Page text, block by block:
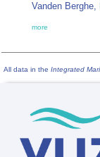
Vanden Berghe,
more
All data in the Integrated